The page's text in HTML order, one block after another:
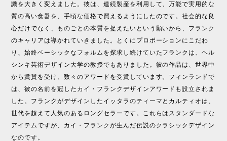
識を大きく変えました。彼は、連続製産を利用して、万能で実用的な
質の高い食器を、手頃な価格で買えるようにしたのです。社会的な良
心だけでなく、ものごとの本質を捉えたいという願いから、フランク
のキャリアは導かれていきました。とくにプロポーションにこだわ
り、始終ベーシックなフォルムを探求し続けていたフランクは、ヘル
シンキ芸術デザイン大学の教授でもありました。彼の作品は、世界中
から賞賛を受け、数々のアワードを受賞しています。フィンランドで
は、彼の名前を冠したカイ・フランクデザインアワードも設立されま
した。フランクがデザインしたイッタラのティーマとカルティオは、
世代を超えて人気のあるロングセラーです。これらはスタンダードな
アイテムですが、カイ・フランクが生んだ伝説のクラシックデザイン
なのです。